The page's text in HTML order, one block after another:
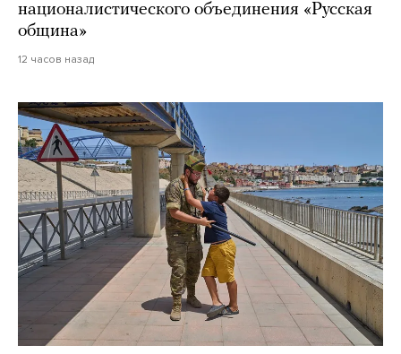
националистического объединения «Русская
община»
12 часов назад